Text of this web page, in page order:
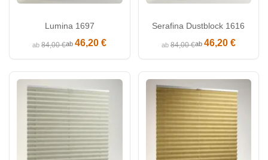
Lumina 1697
ab84,00 €ab46,20 €
Serafina Dustblock 1616
ab84,00 €ab 46,20 €